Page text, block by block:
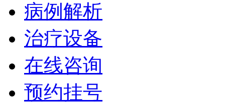
病例解析
治疗设备
在线咨询
预约挂号